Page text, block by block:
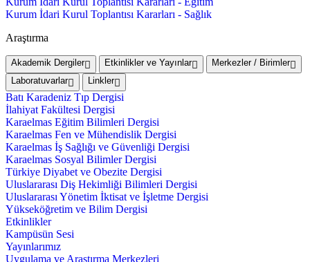
Kurum İdari Kurul Toplantısı Kararları - Sağlık
Araştırma
Akademik Dergiler Etkinlikler ve Yayınlar
Merkezler / Birimler
Laboratuvarlar
Linkler
Batı Karadeniz Tıp Dergisi
İlahiyat Fakültesi Dergisi
Karaelmas Eğitim Bilimleri Dergisi
Karaelmas Fen ve Mühendislik Dergisi
Karaelmas İş Sağlığı ve Güvenliği Dergisi
Karaelmas Sosyal Bilimler Dergisi
Türkiye Diyabet ve Obezite Dergisi
Uluslararası Diş Hekimliği Bilimleri Dergisi
Uluslararası Yönetim İktisat ve İşletme Dergisi
Yükseköğretim ve Bilim Dergisi
Etkinlikler
Kampüsün Sesi
Yayınlarımız
Uygulama ve Araştırma Merkezleri